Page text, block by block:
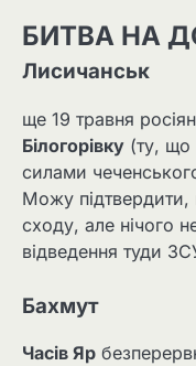
БИТВА НА
Лисичанськ
ще 19 травня
Білогорівку (ту, що
силами
Можу
сходу, але нічого
відведення туди
Бахмут
Часів Яр